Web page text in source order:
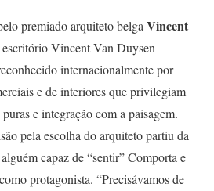
premiado arquiteto belga Vincent
escritório Vincent Van Duysen
internacionalmente por
e de interiores que privilegiam
e integração com a paisagem.
pela escolha do arquiteto partiu da
capaz de “sentir” Comporta e
protagonista. “Precisávamos de